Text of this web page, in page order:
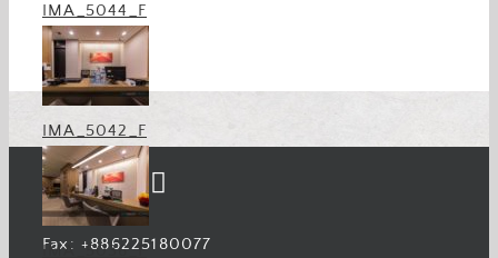
IMA_5044_F
IMA_5042_F
IMA_5036_F
Fax: +886225180077